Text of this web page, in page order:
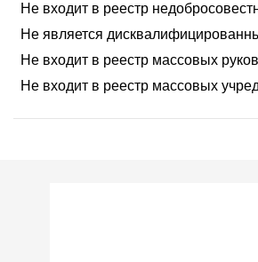
Не входит в реестр
Не является
Не входит в реестр массовых
Не входит в реестр массовых